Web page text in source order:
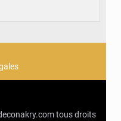
tous droits